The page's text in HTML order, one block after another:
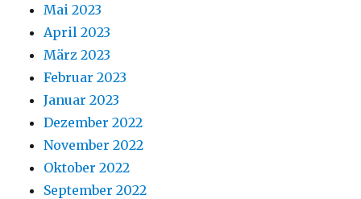
Mai 2023
April 2023
März 2023
Februar 2023
Januar 2023
Dezember 2022
November 2022
Oktober 2022
September 2022